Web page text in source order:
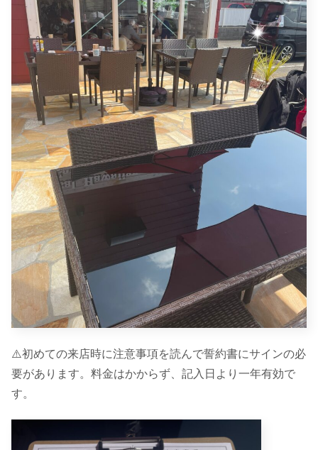
⚠️初めての来店時に注意事項を読んで誓約書にサインの必
要があります。料金はかからず、記入日より一年有効で
す。